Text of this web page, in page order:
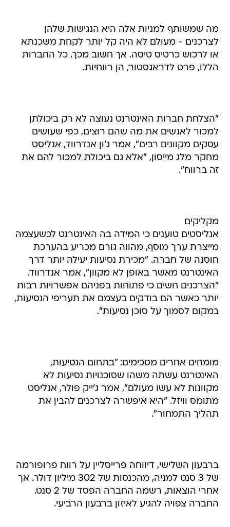
מה שמשותף למניות אלה היא הנגישות שלהן
לצרכנים - מעולם לא היה קל יותר לקחת משכנתא
או לרכוש כרטיס טיסה. אך חשוב מכך, כל החברות
הללו, פרט לדראגסטור, הן רווחיות.
"הצלחת חברות האינטרנט נעוצה לא רק ביכולתן
למכור לאנשים את מה שהם רוצים, כפי שעושים
עסקים מקוונים רבים", אמר ג'ון אנדרווד, אנליסט
מחקר מלג מייסון, "אלא גם ביכולת למכור להם את
זה ברווח".
מקליקים
אנליסטים טוענים כי המידה בה האינטרנט לכשעצמה
מייצרת ערך מוסף, מהווה גורם מכריע בהערכת
חוסנה של חברה. "מכירת נסיעות יעילה יותר דרך
האינטרנט מאשר באופן לא מקוון", אמר אנדרווד.
"הצרכנים חשים כי פתוחות בפניהם אפשרויות רבות
יותר כאשר הם בודקים בעצמם את תעריפי הנסיעות,
במקום לסמוך על סוכן נסיעות".
מומחים אחרים מסכימים: "בתחום הנסיעות,
האינטרנט עשתה משהו שסוכנויות נסיעות לא
מקוונות לא עשו מעולם", אמר ג'ייק פולר, אנליסט
מתומס וויזל. "היא איפשרה לצרכנים להבין את
תהליך התמחור".
ברבעון השלישי, דיווחה פרייסליין על רווח פרופורמה
של 3 סנט למניה, מהכנסות של 302 מיליון דולר. אך
אחרי הוצאות, רשמה החברה הפסד של 2 סנט.
החברה צפויה להגיע לאיזון ברבעון הרביעי.